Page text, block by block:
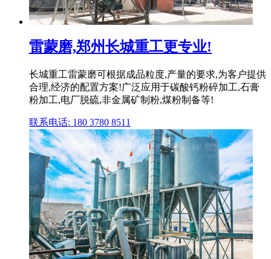
雷蒙磨,郑州长城重工更专业!
长城重工雷蒙磨可根据成品粒度,产量的要求,为客户提供
合理,经济的配置方案!广泛应用于碳酸钙粉碎加工,石膏
粉加工,电厂脱硫,非金属矿制粉,煤粉制备等!
联系电话: 180 3780 8511